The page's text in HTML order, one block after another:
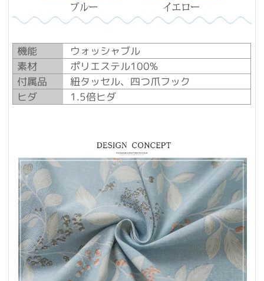
機能
ウォッシャブル
素材
ポリエステル100%
付属品
紐タッセル、四つ爪フック
ヒダ
1.5倍ヒダ